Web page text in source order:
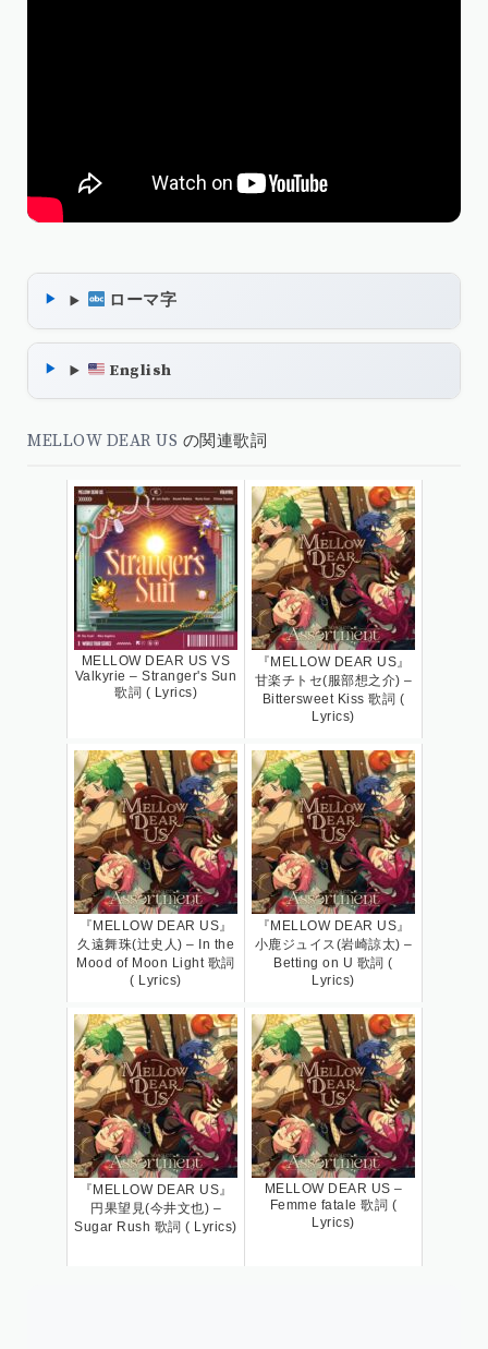
ローマ字
English
MELLOW DEAR US の関連歌詞
MELLOW DEAR US VS
Valkyrie – Stranger's Sun
歌詞 ( Lyrics)
『MELLOW DEAR US』
甘楽チトセ(服部想之介) –
Bittersweet Kiss 歌詞 (
Lyrics)
『MELLOW DEAR US』
久遠舞珠(辻史人) – In the
Mood of Moon Light 歌詞
( Lyrics)
『MELLOW DEAR US』
小鹿ジュイス(岩崎諒太) –
Betting on U 歌詞 (
Lyrics)
『MELLOW DEAR US』
円果望見(今井文也) –
Sugar Rush 歌詞 ( Lyrics)
MELLOW DEAR US –
Femme fatale 歌詞 (
Lyrics)